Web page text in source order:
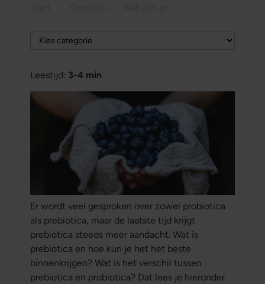
Leestijd: 3-4 min
Er wordt veel gesproken over zowel probiotica
als prebiotica, maar de laatste tijd krijgt
prebiotica steeds meer aandacht. Wat is
prebiotica en hoe kun je het het beste
binnenkrijgen? Wat is het verschil tussen
prebiotica en probiotica? Dat lees je hieronder.